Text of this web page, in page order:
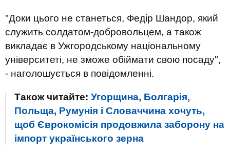
"Доки цього не станеться, Федір Шандор, який
служить солдатом-добровольцем, а також
викладає в Ужгородському національному
університеті, не зможе обіймати свою посаду",
- наголошується в повідомленні.
Також читайте: Угорщина, Болгарія,
Польща, Румунія і Словаччина хочуть,
щоб Єврокомісія продовжила заборону на
імпорт українського зерна